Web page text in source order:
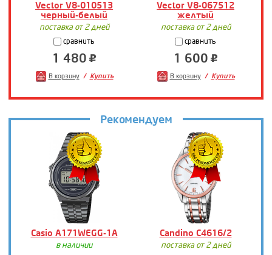
Vector V8-010513
черный-белый
Vector V8-067512
желтый
поставка от 2 дней
сравнить
1 480
В корзину Купить
поставка от 2 дней
сравнить
1 600
В корзину Купить
Рекомендуем
Casio A171WEGG-1A Candino C4616/2
в наличии поставка от 2 дней